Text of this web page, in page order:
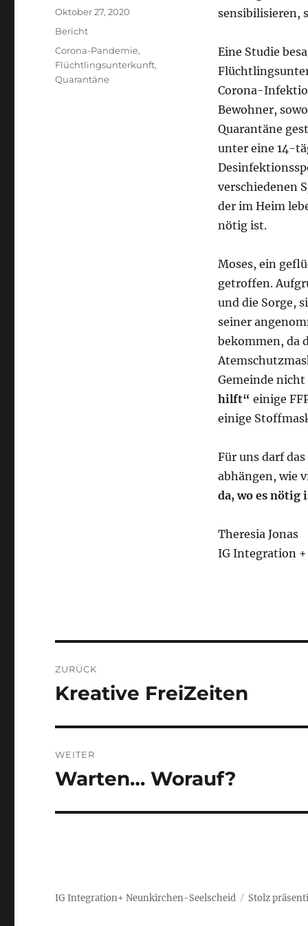
sensibilisieren,
Eine Studie
Corona-
Bewohner,
Quarantäne
unter eine 14-
verschiedenen
der im Heim
nötig ist.
Moses, ein
getroffen.
und die Sorge,
seiner
bekommen, da
Gemeinde
hilft“ einige
einige
Für uns darf
abhängen, wie
da, wo es nötig
Theresia Jonas
IG Integration
Veröffentlicht
Oktober 27, 2020
Kategorien
Bericht
Schlagwörter
Corona-Pandemie,
Flüchtlingsunterkunft,
Quarantäne
ZURÜCK
Vorheriger
Kreative FreiZeiten
WEITER
Nächster
Warten… Worauf?
IG Integration+ Neunkirchen-Seelscheid Stolz